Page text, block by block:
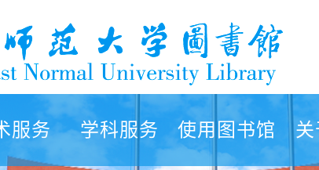
服务 学科服务 使用图书馆